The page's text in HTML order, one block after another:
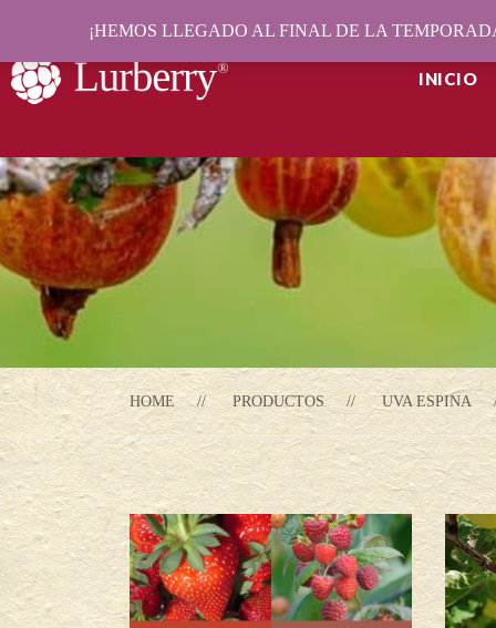
INICIO
HOME PRODUCTOS UVA ESPINA
¡HEMOS LLEGADO AL FINAL DE LA